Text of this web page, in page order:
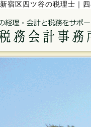
新宿区四ツ谷の税理士｜